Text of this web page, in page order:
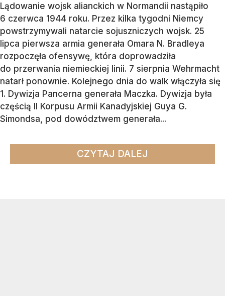
Lądowanie wojsk alianckich w Normandii nastąpiło
6 czerwca 1944 roku. Przez kilka tygodni Niemcy
powstrzymywali natarcie sojuszniczych wojsk. 25
lipca pierwsza armia generała Omara N. Bradleya
rozpoczęła ofensywę, która doprowadziła
do przerwania niemieckiej linii. 7 sierpnia Wehrmacht
natarł ponownie. Kolejnego dnia do walk włączyła się
1. Dywizja Pancerna generała Maczka. Dywizja była
częścią II Korpusu Armii Kanadyjskiej Guya G.
Simondsa, pod dowództwem generała...
CZYTAJ DALEJ